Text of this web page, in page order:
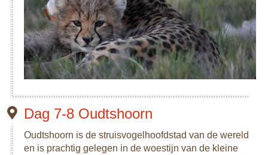
Dag 7-8 Oudtshoorn
Oudtshoorn is de struisvogelhoofdstad van de wereld
en is prachtig gelegen in de woestijn van de kleine